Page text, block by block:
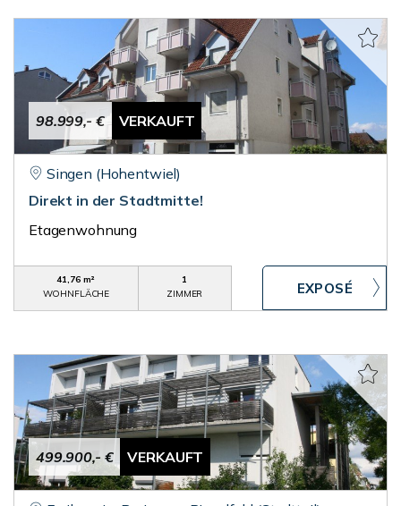
98.999,- € VERKAUFT
Singen (Hohentwiel)
Direkt in der Stadtmitte!
Etagenwohnung
41,76 m²
WOHNFLÄCHE
1
ZIMMER
499.900,- € VERKAUFT